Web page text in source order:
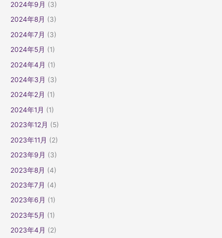
2024年9月 (3)
2024年8月 (3)
2024年7月 (3)
2024年5月 (1)
2024年4月 (1)
2024年3月 (3)
2024年2月 (1)
2024年1月 (1)
2023年12月 (5)
2023年11月 (2)
2023年9月 (3)
2023年8月 (4)
2023年7月 (4)
2023年6月 (1)
2023年5月 (1)
2023年4月 (2)